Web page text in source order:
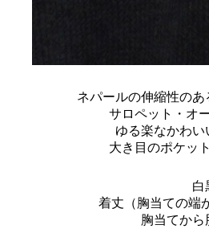
ネパールの伸縮性の
サロペット・オ
ゆる楽なかわい
大き目のポケッ
白
着丈（胸当ての端
胸当てから